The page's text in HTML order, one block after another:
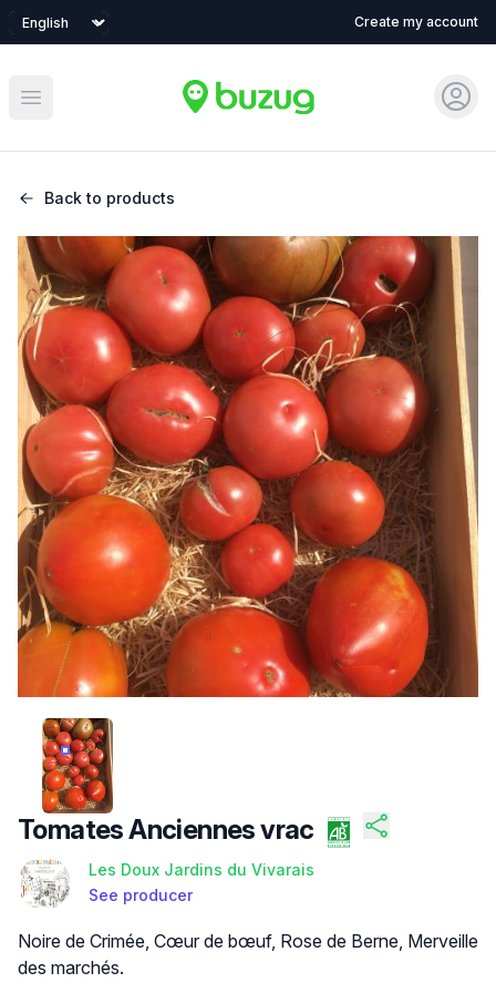
Language Create my account
Open main menu
Sign
Back to products
/FILES/FI-5N5PFJEJ5DH2UTUDANRBP.JPG
Tomates Anciennes vrac
Les Doux Jardins du Vivarais
See producer
Product description
Noire de Crimée, Cœur de bœuf, Rose de Berne, Merveille
des marchés.